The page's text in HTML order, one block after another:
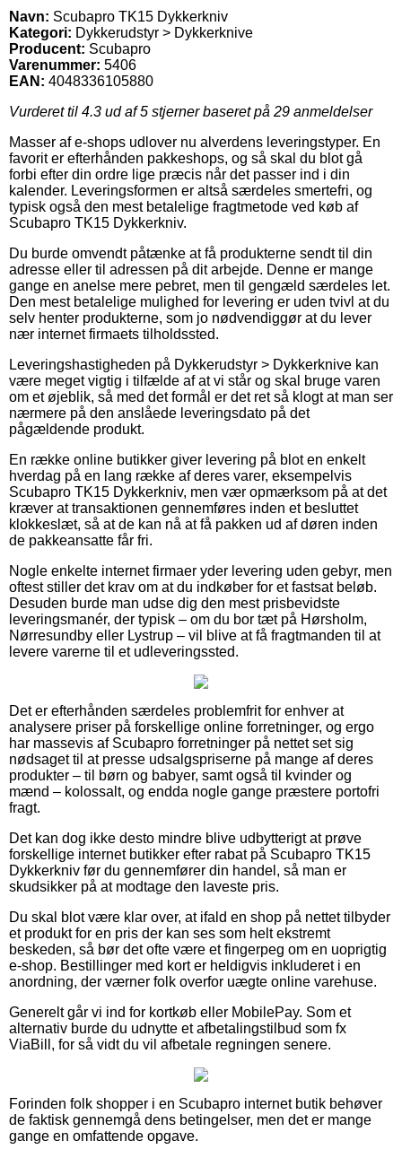
Navn: Scubapro TK15 Dykkerkniv
Kategori: Dykkerudstyr > Dykkerknive
Producent: Scubapro
Varenummer: 5406
EAN: 4048336105880
Vurderet til 4.3 ud af 5 stjerner baseret på 29 anmeldelser
Masser af e-shops udlover nu alverdens leveringstyper. En
favorit er efterhånden pakkeshops, og så skal du blot gå
forbi efter din ordre lige præcis når det passer ind i din
kalender. Leveringsformen er altså særdeles smertefri, og
typisk også den mest betalelige fragtmetode ved køb af
Scubapro TK15 Dykkerkniv.
Du burde omvendt påtænke at få produkterne sendt til din
adresse eller til adressen på dit arbejde. Denne er mange
gange en anelse mere pebret, men til gengæld særdeles let.
Den mest betalelige mulighed for levering er uden tvivl at du
selv henter produkterne, som jo nødvendiggør at du lever
nær internet firmaets tilholdssted.
Leveringshastigheden på Dykkerudstyr > Dykkerknive kan
være meget vigtig i tilfælde af at vi står og skal bruge varen
om et øjeblik, så med det formål er det ret så klogt at man ser
nærmere på den anslåede leveringsdato på det
pågældende produkt.
En række online butikker giver levering på blot en enkelt
hverdag på en lang række af deres varer, eksempelvis
Scubapro TK15 Dykkerkniv, men vær opmærksom på at det
kræver at transaktionen gennemføres inden et besluttet
klokkeslæt, så at de kan nå at få pakken ud af døren inden
de pakkeansatte får fri.
Nogle enkelte internet firmaer yder levering uden gebyr, men
oftest stiller det krav om at du indkøber for et fastsat beløb.
Desuden burde man udse dig den mest prisbevidste
leveringsmanér, der typisk – om du bor tæt på Hørsholm,
Nørresundby eller Lystrup – vil blive at få fragtmanden til at
levere varerne til et udleveringssted.
Det er efterhånden særdeles problemfrit for enhver at
analysere priser på forskellige online forretninger, og ergo
har massevis af Scubapro forretninger på nettet set sig
nødsaget til at presse udsalgspriserne på mange af deres
produkter – til børn og babyer, samt også til kvinder og
mænd – kolossalt, og endda nogle gange præstere portofri
fragt.
Det kan dog ikke desto mindre blive udbytterigt at prøve
forskellige internet butikker efter rabat på Scubapro TK15
Dykkerkniv før du gennemfører din handel, så man er
skudsikker på at modtage den laveste pris.
Du skal blot være klar over, at ifald en shop på nettet tilbyder
et produkt for en pris der kan ses som helt ekstremt
beskeden, så bør det ofte være et fingerpeg om en uoprigtig
e-shop. Bestillinger med kort er heldigvis inkluderet i en
anordning, der værner folk overfor uægte online varehuse.
Generelt går vi ind for kortkøb eller MobilePay. Som et
alternativ burde du udnytte et afbetalingstilbud som fx
ViaBill, for så vidt du vil afbetale regningen senere.
Forinden folk shopper i en Scubapro internet butik behøver
de faktisk gennemgå dens betingelser, men det er mange
gange en omfattende opgave.